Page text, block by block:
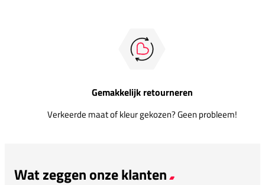
Gemakkelijk retourneren
Verkeerde maat of kleur gekozen? Geen probleem!
Wat zeggen onze klanten